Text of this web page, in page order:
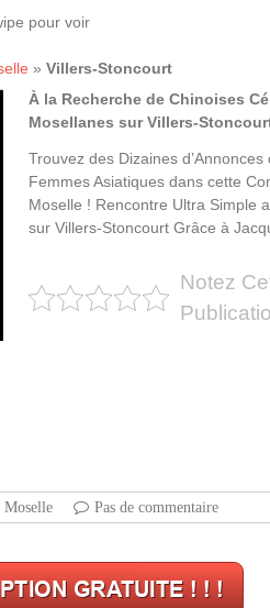
pour voir
» Villers-Stoncourt
À la Recherche de Chinoises
Mosellanes sur Villers-
Trouvez des Dizaines
Femmes Asiatiques dans cette
Moselle ! Rencontre Ultra Simple
sur Villers-Stoncourt Grâce à
Notez
Moselle Pas de commentaire